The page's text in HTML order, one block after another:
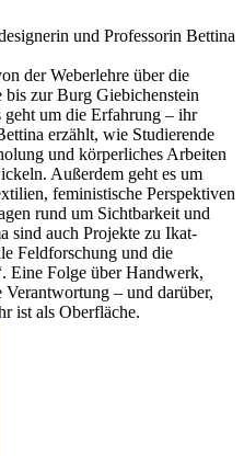
und Professorin Bettina
der Weberlehre über die
zur Burg Giebichenstein
um die Erfahrung – ihr
erzählt, wie Studierende
und körperliches Arbeiten
Außerdem geht es um
feministische Perspektiven
rund um Sichtbarkeit und
sind auch Projekte zu Ikat-
Feldforschung und die
Eine Folge über Handwerk,
– und darüber,
ist als Oberfläche.